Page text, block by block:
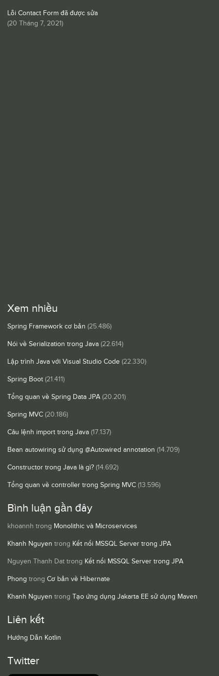
Lỗi Contact Form đã được sửa
(20 Tháng 7, 2021)
Xem nhiều
Spring Framework cơ bản (25.486)
Nói về Serialization trong Java (22.614)
Lập trình Java với Visual Studio Code (22.330)
Spring Boot (21.411)
Tổng quan về Spring Data JPA (20.201)
Spring MVC (20.186)
Câu lệnh import trong Java (17.137)
Bean autowiring sử dụng @Autowired annotation (14.709)
Constructor trong Java là gì? (14.692)
Tổng quan về controller trong Spring MVC (13.596)
Bình luận gần đây
khoannh trong Monolithic và Microservices
Khanh Nguyen trong Kết nối MSSQL Server trong JPA
Nguyen Thanh Dat trong Kết nối MSSQL Server trong JPA
Phong trong Cơ bản về Hibernate
Khanh Nguyen trong Tạo ứng dụng Jakarta EE sử dụng Maven
Liên kết
Hướng Dẫn Kotlin
Twitter